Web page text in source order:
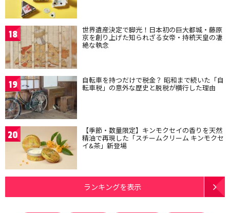
18 世界遺産決定で脚光！日本初の巨大都城・藤原
京を創り上げた知られざる女帝・持統天皇の凄
絶な執念
19 自転車を持つだけで税金？ 昭和まで続いた「自
転車税」の意外な歴史と脱税が横行した理由
20 【季節・数量限定】キンモクセイの香りを天然
精油で再現した「スチームクリーム キンモクセ
イ&茶」新登場
ランキングを表示